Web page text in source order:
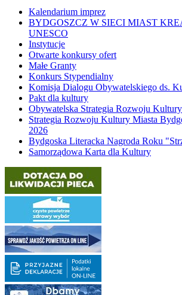
Kalendarium imprez
BYDGOSZCZ W SIECI MIAST
UNESCO
Instytucje
Otwarte konkursy ofert
Małe Granty
Konkurs Stypendialny
Komisja Dialogu Obywatelskiego ds.
Pakt dla kultury
Obywatelska Strategia Rozwoju Kultury
Strategia Rozwoju Kultury Miasta
2026
Bydgoska Literacka Nagroda Roku
Samorządowa Karta dla Kultury